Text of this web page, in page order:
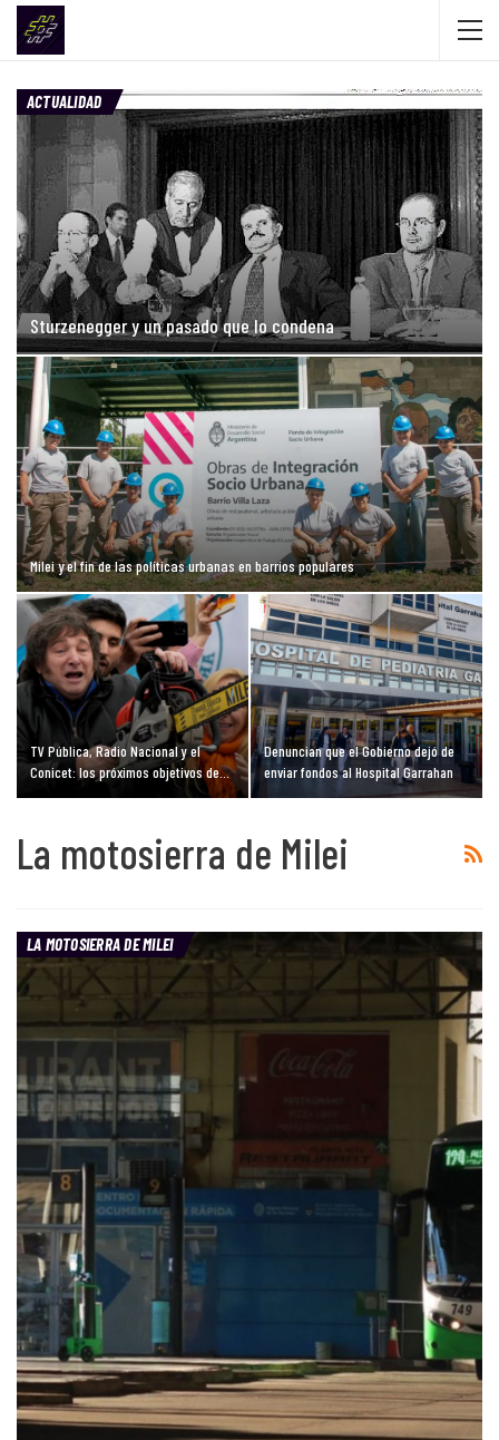
ACTUALIDAD
Sturzenegger y un pasado que lo condena
Milei y el fin de las políticas urbanas en barrios populares
TV Pública, Radio Nacional y el
Conicet: los próximos objetivos de…
Denuncian que el Gobierno dejó de
enviar fondos al Hospital Garrahan
La motosierra de Milei
LA MOTOSIERRA DE MILEI